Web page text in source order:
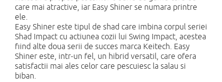
care mai atractive, iar Easy Shiner se numara printre
ele.
Easy Shiner este tipul de shad care imbina corpul seriei
Shad Impact cu actiunea cozii lui Swing Impact, acestea
fiind alte doua serii de succes marca Keitech. Easy
Shiner este, intr-un fel, un hibrid versatil, care ofera
satisfactii mai ales celor care pescuiesc la salau si
biban.